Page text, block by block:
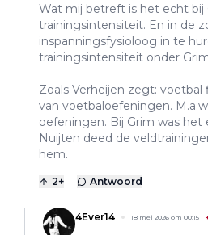
Wat mij betreft is het echt bij
trainingsintensiteit. En in de
inspanningsfysioloog in te
trainingsintensiteit onder
Zoals Verheijen zegt:
van voetbaloefeningen.
oefeningen. Bij Grim was
Nuijten deed de
hem.
2+ Antwoord
4Ever14 18 mei 2026 om 00:15